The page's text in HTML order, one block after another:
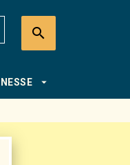
search
arrow_drop_down